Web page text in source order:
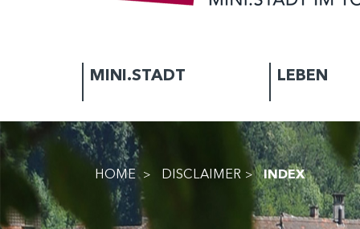
MINI.STADT LEBEN
HOME DISCLAIMER INDEX